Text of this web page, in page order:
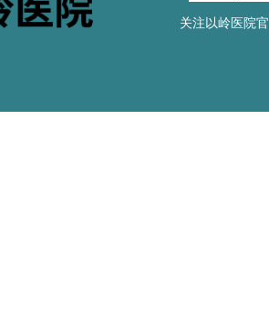
关注以岭医院